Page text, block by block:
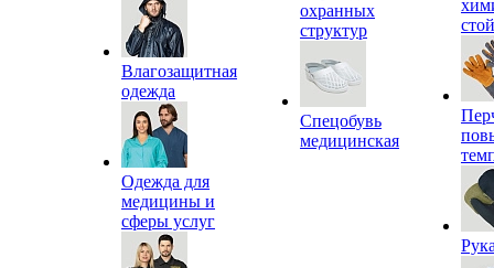
Влагозащитная
одежда
Одежда для
медицины и
сферы услуг
охранных
структур
Спецобувь
медицинская